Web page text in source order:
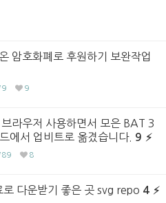
암호화폐로 후원하기 보완작업
9
라우저 사용하면서 모은 BAT 3
에서 업비트로 옮겼습니다. 9
8
로 다운받기 좋은 곳 svg repo 4